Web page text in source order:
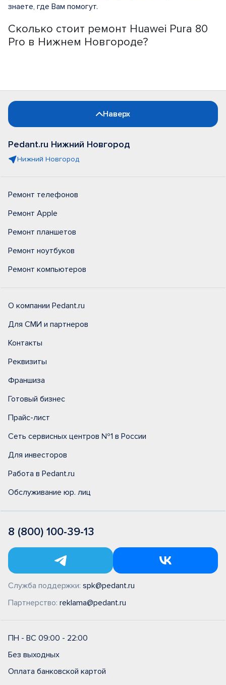
Сколько стоит ремонт Huawei Pura 80
Pro в Нижнем Новгороде?
знаете, где Вам помогут.
Наверх
Pedant.ru Нижний Новгород
Нижний Новгород
Ремонт телефонов
Ремонт Apple
Ремонт планшетов
Ремонт ноутбуков
Ремонт компьютеров
О компании Pedant.ru
Для СМИ и партнеров
Контакты
Реквизиты
Франшиза
Готовый бизнес
Прайс-лист
Сеть сервисных центров №1 в России
Для инвесторов
Работа в Pedant.ru
Обслуживание юр. лиц
8 (800) 100-39-13
Служба поддержки: spk@pedant.ru
Партнерство: reklama@pedant.ru
ПН - ВС 09:00 - 22:00
Без выходных
Оплата банковской картой